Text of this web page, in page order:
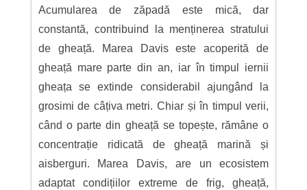
Acumularea de zăpadă este mică, dar
constantă, contribuind la menținerea stratului
de gheață. Marea Davis este acoperită de
gheață mare parte din an, iar în timpul iernii
gheața se extinde considerabil ajungând la
grosimi de câțiva metri. Chiar și în timpul verii,
când o parte din gheață se topește, rămâne o
concentrație ridicată de gheață marină și
aisberguri. Marea Davis, are un ecosistem
adaptat condițiilor extreme de frig, gheață,